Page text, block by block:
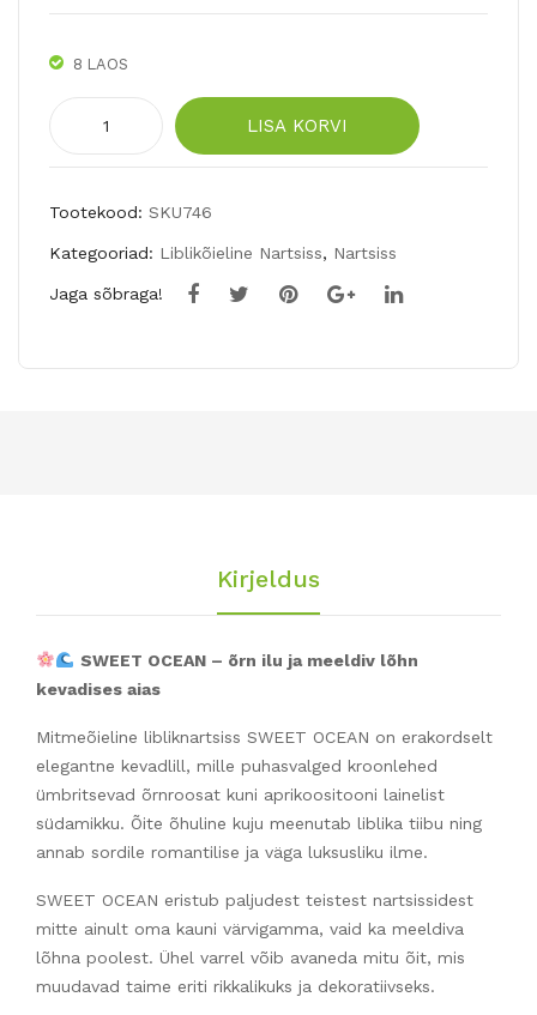
8 LAOS
libliknartsiss
SWEET
kogus
LISA KORVI
Tootekood: SKU746
Kategooriad: Liblikõieline Nartsiss, Nartsiss
Jaga sõbraga!
Kirjeldus
SWEET OCEAN – õrn ilu ja meeldiv lõhn
kevadises aias
Mitmeõieline libliknartsiss SWEET OCEAN on erakordselt
elegantne kevadlill, mille puhasvalged kroonlehed
ümbritsevad õrnroosat kuni aprikoositooni lainelist
südamikku. Õite õhuline kuju meenutab liblika tiibu ning
annab sordile romantilise ja väga luksusliku ilme.
SWEET OCEAN eristub paljudest teistest nartsissidest
mitte ainult oma kauni värvigamma, vaid ka meeldiva
lõhna poolest. Ühel varrel võib avaneda mitu õit, mis
muudavad taime eriti rikkalikuks ja dekoratiivseks.